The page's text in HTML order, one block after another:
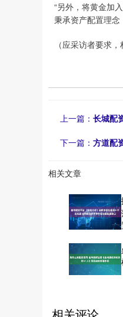
“另外，将黄金加
秉承资产配置理念
（应采访者要求
上一篇： 长城配
下一篇： 方道配
相关文章
相关评论